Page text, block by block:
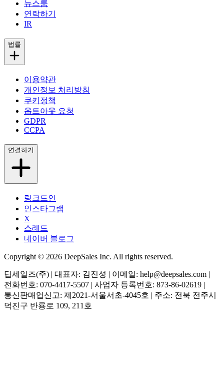
뉴스룸
연락하기
IR
법률
이용약관
개인정보 처리방침
쿠키정책
옵트아웃 요청
GDPR
CCPA
연결하기
링크드인
인스타그램
X
스레드
네이버 블로그
Copyright © 2026 DeepSales Inc. All rights reserved.
딥세일즈(주) | 대표자: 김진성 | 이메일: help@deepsales.com |
전화번호: 070-4417-5507 | 사업자 등록번호: 873-86-02619 |
통신판매업신고: 제2021-서울서초-4045호 | 주소: 전북 전주시
덕진구 반룡로 109, 211호